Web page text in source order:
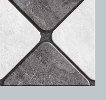
LIÊN HỆ - TƯ